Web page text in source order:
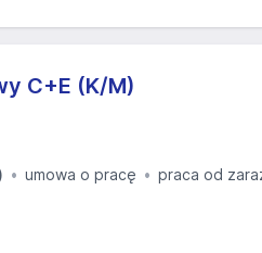
C+E (K/M)
umowa o pracę
praca od